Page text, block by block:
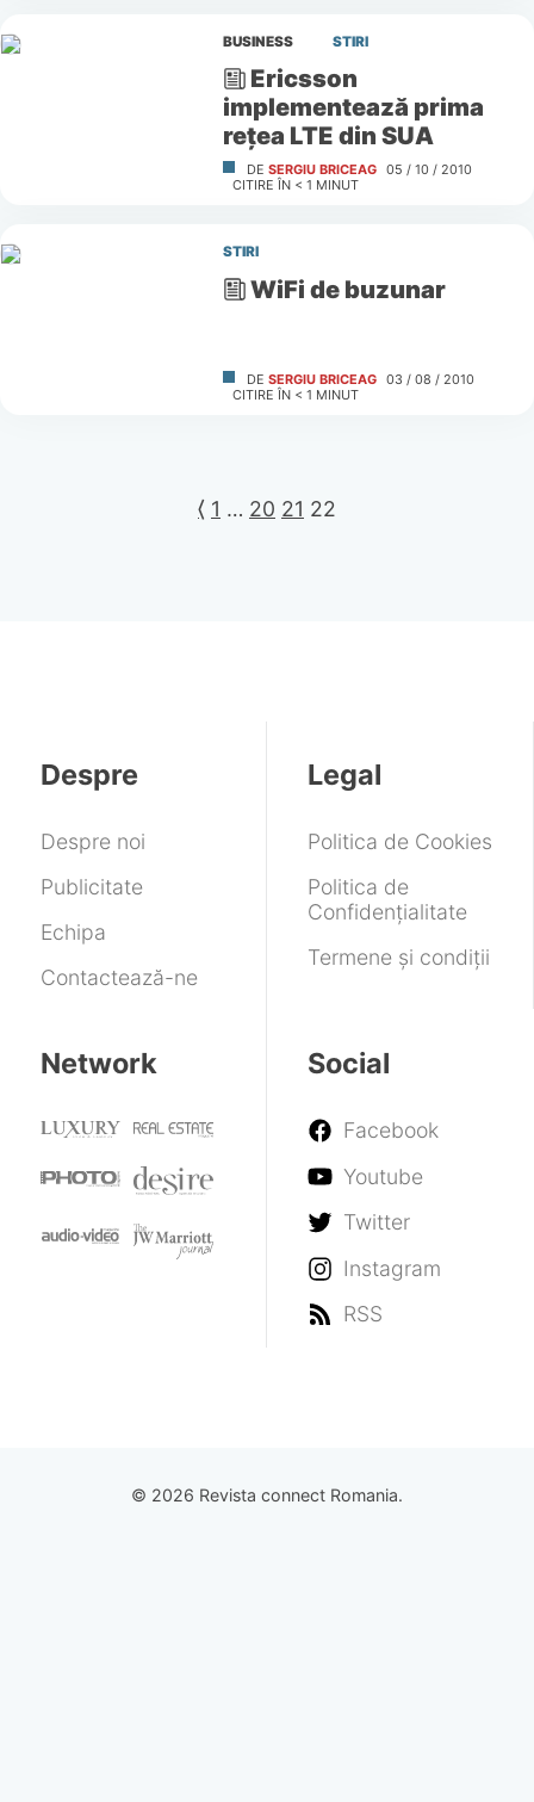
BUSINESS STIRI
Ericsson
implementează prima
reţea LTE din SUA
DE SERGIU BRICEAG 05 / 10 / 2010
CITIRE ÎN < 1 MINUT
STIRI
WiFi de buzunar
DE SERGIU BRICEAG 03 / 08 / 2010
CITIRE ÎN < 1 MINUT
⟨ 1 … 20 21 22
Despre
Despre noi
Publicitate
Echipa
Contactează-ne
Legal
Politica de Cookies
Politica de
Confidențialitate
Termene și condiții
Network Social
Facebook
Youtube
Twitter
Instagram
RSS
© 2026 Revista connect Romania.